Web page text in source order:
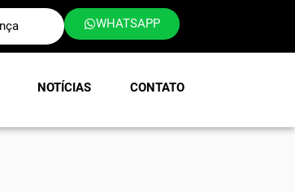
WHATSAPP
NOTÍCIAS CONTATO